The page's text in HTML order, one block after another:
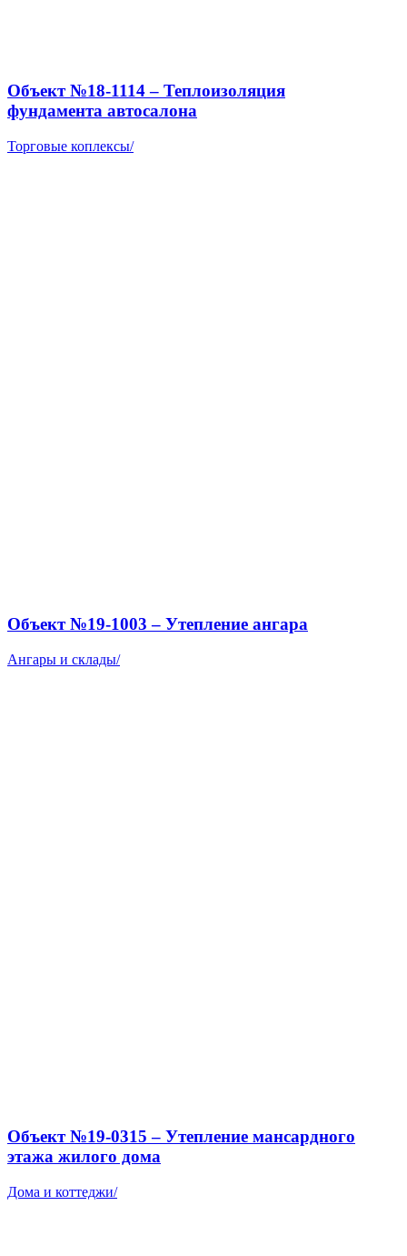
Объект №18-1114 – Теплоизоляция
фундамента автосалона
Торговые коплексы/
Объект №19-1003 – Утепление ангара
Ангары и склады/
Объект №19-0315 – Утепление мансардного
этажа жилого дома
Дома и коттеджи/